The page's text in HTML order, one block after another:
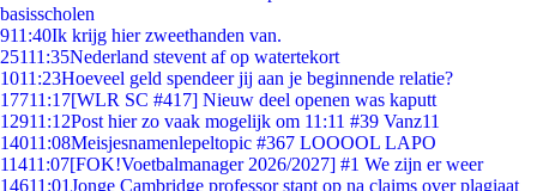
basisscholen
911:40Ik krijg hier zweethanden van.
25111:35Nederland stevent af op watertekort
1011:23Hoeveel geld spendeer jij aan je beginnende relatie?
17711:17[WLR SC #417] Nieuw deel openen was kaputt
12911:12Post hier zo vaak mogelijk om 11:11 #39 Vanz11
14011:08Meisjesnamenlepeltopic #367 LOOOOL LAPO
11411:07[FOK!Voetbalmanager 2026/2027] #1 We zijn er weer
14611:01Jonge Cambridge professor stapt op na claims over plagiaat